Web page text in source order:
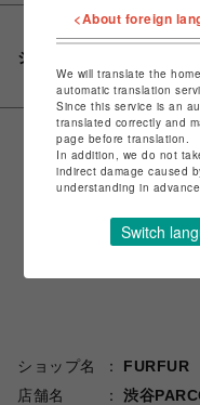
シェアする
ショップ名
FURFUR
店舗名
渋谷
<About foreign
We will translate the
automatic translation
Since this service is an
translated correctly and
page before translation.
In addition, we do not
indirect damage caused
understanding in advance.
Switch